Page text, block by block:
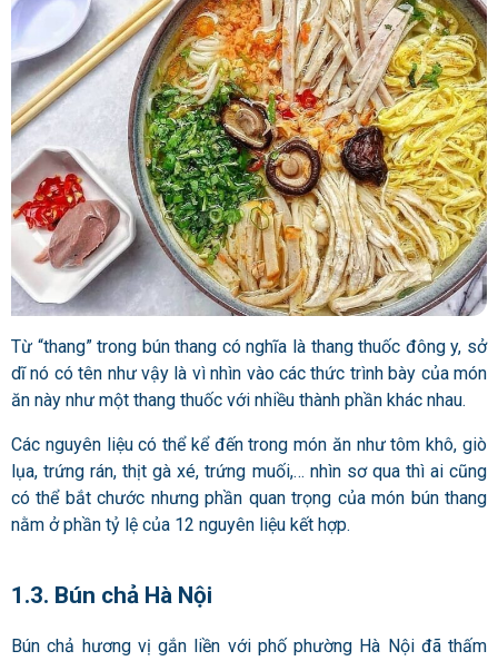
Từ “thang” trong bún thang có nghĩa là thang thuốc đông y, sở
dĩ nó có tên như vậy là vì nhìn vào các thức trình bày của món
ăn này như một thang thuốc với nhiều thành phần khác nhau.
Các nguyên liệu có thể kể đến trong món ăn như tôm khô, giò
lụa, trứng rán, thịt gà xé, trứng muối,… nhìn sơ qua thì ai cũng
có thể bắt chước nhưng phần quan trọng của món bún thang
nằm ở phần tỷ lệ của 12 nguyên liệu kết hợp.
1.3. Bún chả Hà Nội
Bún chả hương vị gắn liền với phố phường Hà Nội đã thấm